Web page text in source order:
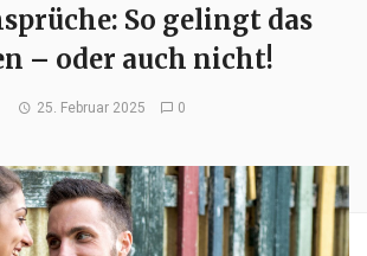
So gelingt das
– oder auch nicht!
25. Februar 2025 0